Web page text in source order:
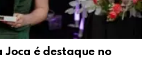
Joca é destaque no